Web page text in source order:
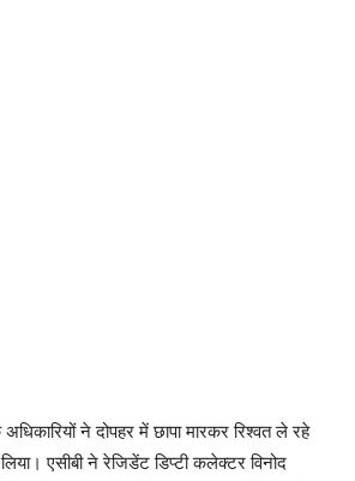
ने दोपहर में छापा मारकर रिश्वत ले रहे
एसीबी ने रेजिडेंट डिप्टी कलेक्टर विनोद